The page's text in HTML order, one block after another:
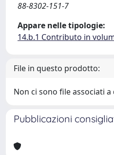
88-8302-151-7
Appare nelle tipologie:
14.b.1 Contributo in
File in questo prodotto:
Non ci sono file associati
Pubblicazioni